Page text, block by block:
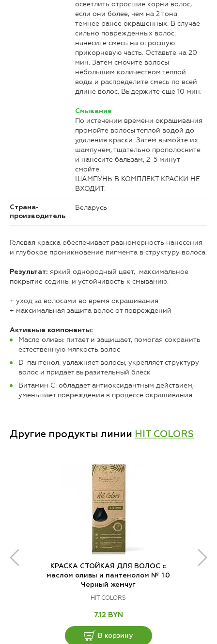
осветлить отросшие корни волос,
если они более, чем на 2 тона
темнее ранее окрашенных. В случае
сильно поврежденных волос:
нанесите смесь на отросшую
прикорневую часть. Оставьте на 20
мин. Затем смочите волосы
небольшим количеством теплой
воды и распределите смесь по всей
длине волос. Выдержите еще 10 мин.
Смывание
По истечении времени окрашивания
промойте волосы теплой водой до
удаления краски. Затем вымойте их
шампунем, тщательно прополосните
и нанесите бальзам, 2-5 минут
смойте.
ШАМПУНЬ В КОМПЛЕКТ КРАСКИ НЕ
ВХОДИТ.
Страна-
производитель
Беларусь
Гелевая краска обеспечивает равномерность нанесения
и глубокое проникновение пигмента в структуру волоса.
Результат: яркий однородный цвет, максимальное
покрытие седины и устойчивость к смыванию.
+ уход за волосами во время окрашивания
+ максимальная защита волос от повреждений
Активные компоненты:
Масло оливы: питает и защищает, помогая сохранить
естественную мягкость волос
D-пантенол: увлажняет волосы, укрепляет структуру
волос и придает выразительный блеск
Витамин С: обладает антиоксидантным действием,
уменьшает повреждения в процессе окрашивания.
Другие продукты линии HIT COLORS
КРАСКА СТОЙКАЯ ДЛЯ ВОЛОС с
маслом оливы и пантенолом № 1.0
Черный жемчуг
HIT COLORS
7.12 BYN
В корзину